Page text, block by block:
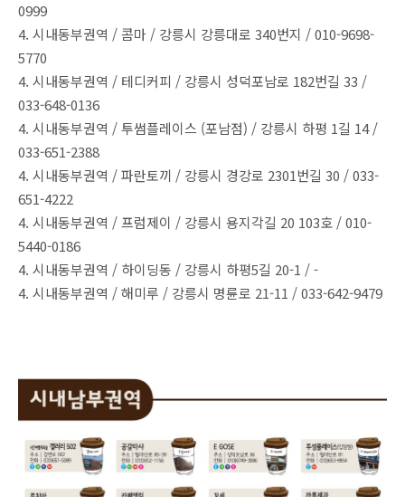
0999
4. 시내동부권역 / 콤마 / 강릉시 강릉대로 340번지 / 010-9698-
5770
4. 시내동부권역 / 테디커피 / 강릉시 성덕포남로 182번길 33 /
033-648-0136
4. 시내동부권역 / 투썸플레이스 (포남점) / 강릉시 하평 1길 14 /
033-651-2388
4. 시내동부권역 / 파란토끼 / 강릉시 경강로 2301번길 30 / 033-
651-4222
4. 시내동부권역 / 프럼제이 / 강릉시 용지각길 20 103호 / 010-
5440-0186
4. 시내동부권역 / 하이딩동 / 강릉시 하평5길 20-1 / -
4. 시내동부권역 / 해미루 / 강릉시 명륜로 21-11 / 033-642-9479